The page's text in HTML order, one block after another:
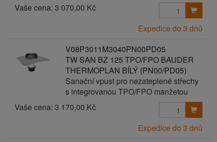
Vaše cena: 3 070,00 Kč
Expedice do 3 dnů
V08P3011M3040PN00PD05
TW SAN BZ 125 TPO/FPO BAUDER
THERMOPLAN BÍLÝ (PN00/PD05)
Sanační vpust pro nezateplené střechy
s integrovanou TPO/FPO manžetou
Vaše cena: 3 170,00 Kč
Expedice do 3 dnů